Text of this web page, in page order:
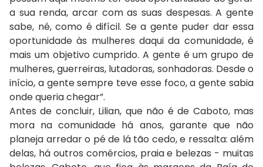
a sua renda, arcar com as suas despesas. A gente
sabe, né, como é difícil. Se a gente puder dar essa
oportunidade às mulheres daqui da comunidade, é
mais um objetivo cumprido. A gente é um grupo de
mulheres, guerreiras, lutadoras, sonhadoras. Desde o
início, a gente sempre teve esse foco, a gente sabia
onde queria chegar”.
Antes de concluir, Lilian, que não é de Caboto, mas
mora na comunidade há anos, garante que não
planeja arredar o pé de lá tão cedo, e ressalta: além
delas, há outros comércios, praia e belezas - muitas